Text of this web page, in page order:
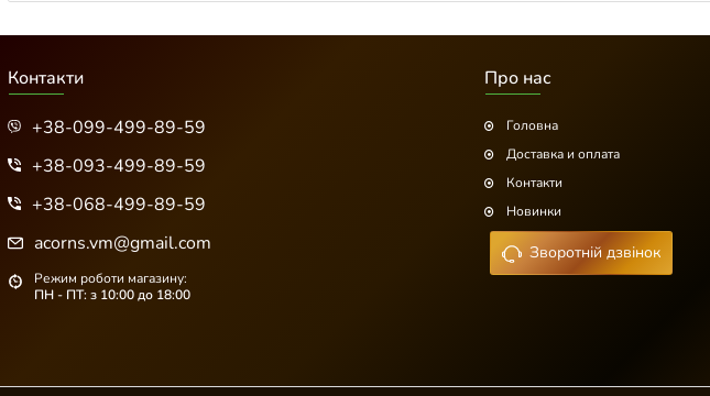
Контакти
+38-099-499-89-59
+38-093-499-89-59
+38-068-499-89-59
acorns.vm@gmail.com
Режим роботи магазину:
ПН - ПТ: з 10:00 до 18:00
Про нас
Головна
Доставка и оплата
Контакти
Новинки
Зворотній дзвінок